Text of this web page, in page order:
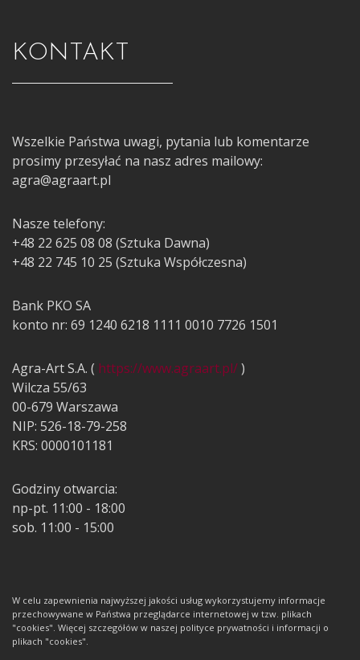
KONTAKT
Wszelkie Państwa uwagi, pytania lub komentarze
prosimy przesyłać na nasz adres mailowy:
agra@agraart.pl
Nasze telefony:
+48 22 625 08 08 (Sztuka Dawna)
+48 22 745 10 25 (Sztuka Współczesna)
Bank PKO SA
konto nr: 69 1240 6218 1111 0010 7726 1501
Agra-Art S.A. ( https://www.agraart.pl/)
Wilcza 55/63
00-679 Warszawa
NIP: 526-18-79-258
KRS: 0000101181
Godziny otwarcia:
np-pt. 11:00 - 18:00
sob. 11:00 - 15:00
W celu zapewnienia najwyższej jakości usług wykorzystujemy informacje
przechowywane w Państwa przeglądarce internetowej w tzw. plikach
"cookies". Więcej szczegółów w naszej polityce prywatności i informacji o
plikach "cookies".